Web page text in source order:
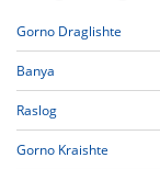
Gorno Draglishte
Banya
Raslog
Gorno Kraishte